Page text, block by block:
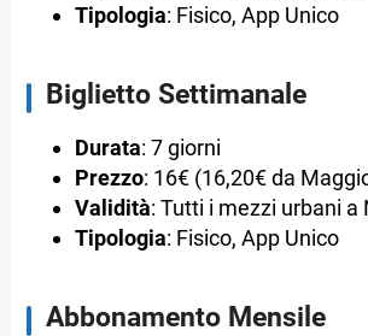
Tipologia: Fisico, App Unico
Biglietto Settimanale
Durata: 7 giorni
Prezzo: 16€ (16,20€ da
Validità: Tutti i mezzi urbani a
Tipologia: Fisico, App Unico
Abbonamento Mensile